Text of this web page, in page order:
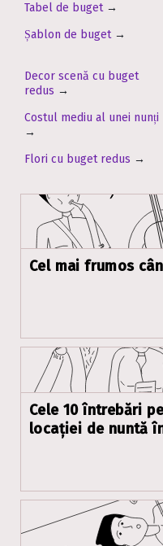
Tabel de buget→
Șablon de buget→
Decor scenă cu buget
redus →
Costul mediu al unei nunți
→
Flori cu buget redus →
Cel mai frumos
Cele 10 întrebări
locației de nuntă